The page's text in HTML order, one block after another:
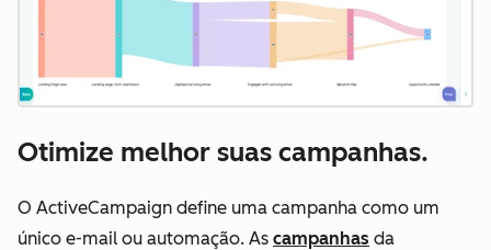
Otimize melhor suas campanhas.
O ActiveCampaign define uma campanha como um
único e-mail ou automação. As campanhas da